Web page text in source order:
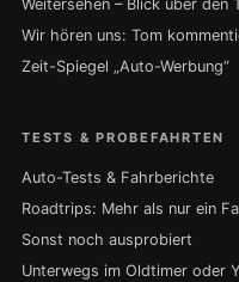
Weitersehen – Blick über den
Wir hören uns: Tom
Zeit-Spiegel „Auto-Werbung“
TESTS & PROBEFAHRTEN
Auto-Tests & Fahrberichte
Roadtrips: Mehr als nur ein
Sonst noch ausprobiert
Unterwegs im Oldtimer oder